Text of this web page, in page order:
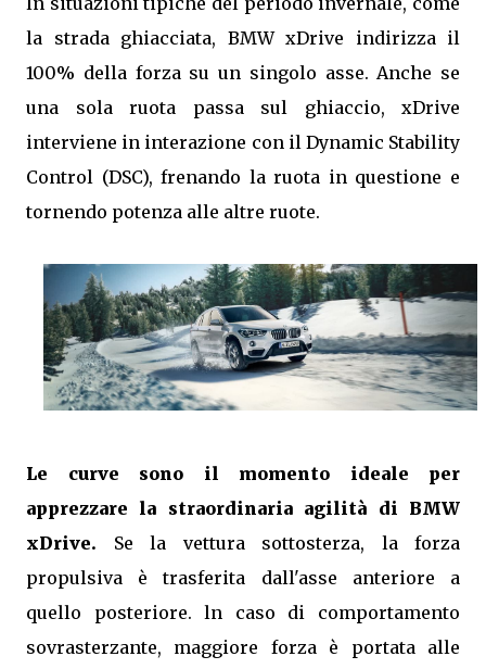
la strada ghiacciata, BMW xDrive indirizza il
100% della forza su un singolo asse. Anche se
una sola ruota passa sul ghiaccio, xDrive
interviene in interazione con il Dynamic Stability
Control (DSC), frenando la ruota in questione e
tornendo potenza alle altre ruote.
Le curve sono il momento ideale per
apprezzare la straordinaria agilità di BMW
xDrive. Se la vettura sottosterza, la forza
propulsiva è trasferita dall'asse anteriore a
quello posteriore. ln caso di comportamento
sovrasterzante, maggiore forza è portata alle